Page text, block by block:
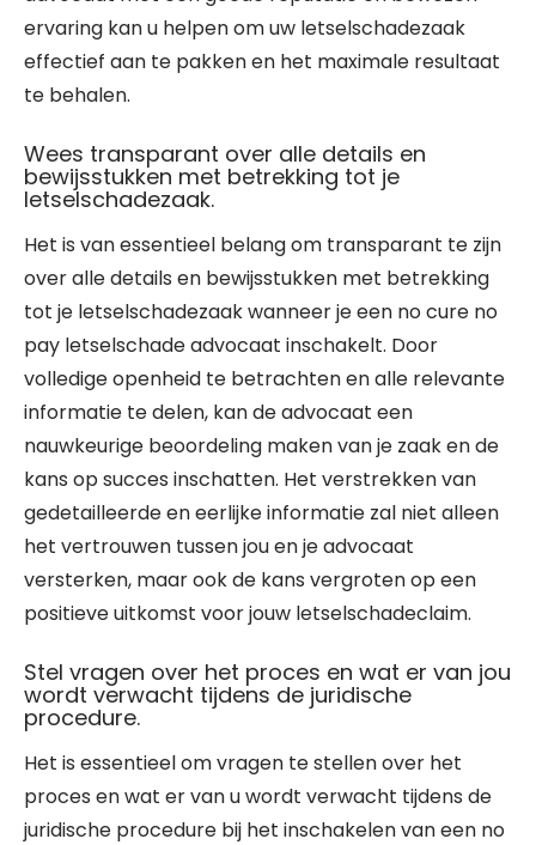
ervaring kan u helpen om uw letselschadezaak
effectief aan te pakken en het maximale resultaat
te behalen.
Wees transparant over alle details en
bewijsstukken met betrekking tot je
letselschadezaak.
Het is van essentieel belang om transparant te zijn
over alle details en bewijsstukken met betrekking
tot je letselschadezaak wanneer je een no cure no
pay letselschade advocaat inschakelt. Door
volledige openheid te betrachten en alle relevante
informatie te delen, kan de advocaat een
nauwkeurige beoordeling maken van je zaak en de
kans op succes inschatten. Het verstrekken van
gedetailleerde en eerlijke informatie zal niet alleen
het vertrouwen tussen jou en je advocaat
versterken, maar ook de kans vergroten op een
positieve uitkomst voor jouw letselschadeclaim.
Stel vragen over het proces en wat er van jou
wordt verwacht tijdens de juridische
procedure.
Het is essentieel om vragen te stellen over het
proces en wat er van u wordt verwacht tijdens de
juridische procedure bij het inschakelen van een no